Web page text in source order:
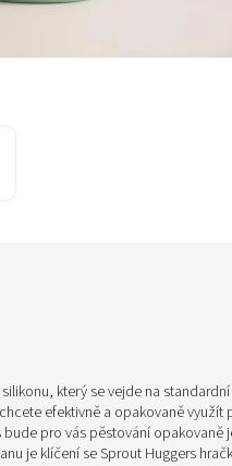
který se vejde na
efektivně a opakovaně využít
pro vás pěstování opakovaně
je klíčení se Sprout Huggers